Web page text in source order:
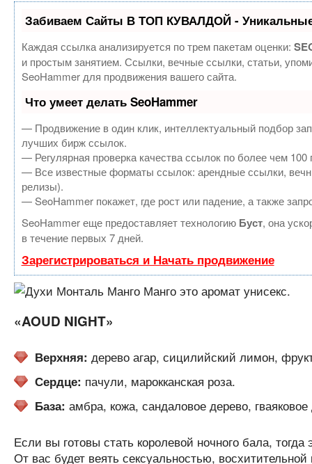
Забиваем Сайты В ТОП КУВАЛДОЙ - Уникальные
Каждая ссылка анализируется по трем пакетам оценки:
и простым занятием. Ссылки, вечные ссылки, статьи,
SeoHammer для продвижения вашего сайта.
Что умеет делать SeoHammer
— Продвижение в один клик, интеллектуальный подбор
лучших бирж ссылок.
— Регулярная проверка качества ссылок по более чем
— Все известные форматы ссылок: арендные ссылки,
релизы).
— SeoHammer покажет, где рост или падение, а также
SeoHammer еще предоставляет технологию Буст, она
в течение первых 7 дней.
Зарегистрироваться и Начать продвижение
«AOUD NIGHT»
Верхняя: дерево агар, сицилийский лимон,
Сердце: пачули, марокканская роза.
База: амбра, кожа, сандаловое дерево,
Если вы готовы стать королевой ночного бала,
От вас будет веять сексуальностью,